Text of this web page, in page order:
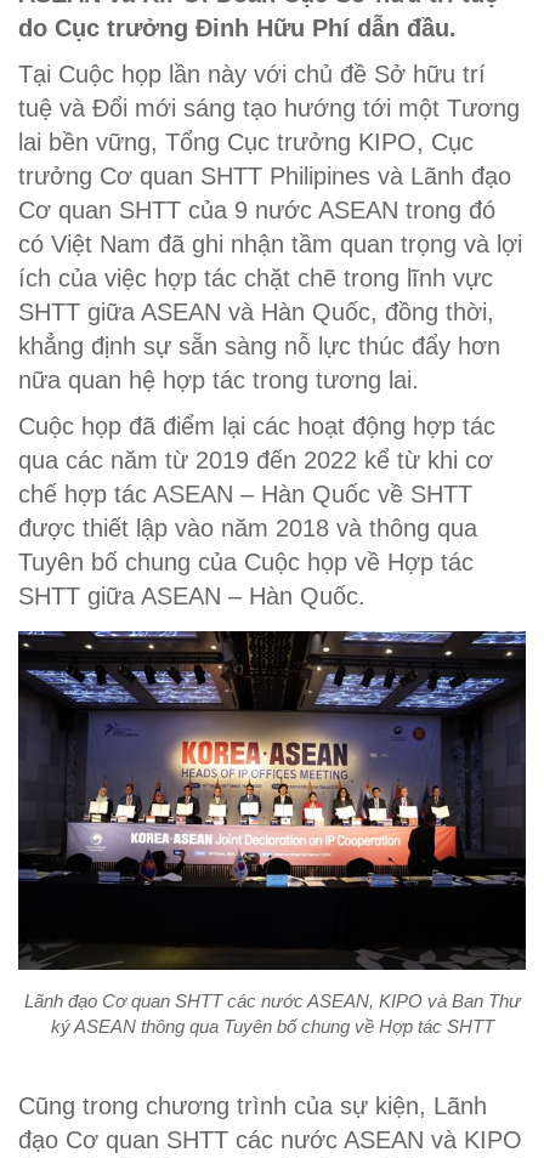
do Cục trưởng Đinh Hữu Phí dẫn đầu.
Tại Cuộc họp lần này với chủ đề Sở hữu trí
tuệ và Đổi mới sáng tạo hướng tới một Tương
lai bền vững, Tổng Cục trưởng KIPO, Cục
trưởng Cơ quan SHTT Philipines và Lãnh đạo
Cơ quan SHTT của 9 nước ASEAN trong đó
có Việt Nam đã ghi nhận tầm quan trọng và lợi
ích của việc hợp tác chặt chẽ trong lĩnh vực
SHTT giữa ASEAN và Hàn Quốc, đồng thời,
khẳng định sự sẵn sàng nỗ lực thúc đẩy hơn
nữa quan hệ hợp tác trong tương lai.
Cuộc họp đã điểm lại các hoạt động hợp tác
qua các năm từ 2019 đến 2022 kể từ khi cơ
chế hợp tác ASEAN – Hàn Quốc về SHTT
được thiết lập vào năm 2018 và thông qua
Tuyên bố chung của Cuộc họp về Hợp tác
SHTT giữa ASEAN – Hàn Quốc.
Lãnh đạo Cơ quan SHTT các nước ASEAN, KIPO và Ban Thư
ký ASEAN thông qua Tuyên bố chung về Hợp tác SHTT
Cũng trong chương trình của sự kiện, Lãnh
đạo Cơ quan SHTT các nước ASEAN và KIPO